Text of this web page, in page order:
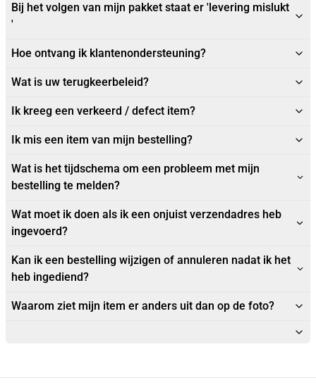
Bij het volgen van mijn pakket staat er 'levering mislukt
'
Hoe ontvang ik klantenondersteuning?
Wat is uw terugkeerbeleid?
Ik kreeg een verkeerd / defect item?
Ik mis een item van mijn bestelling?
Wat is het tijdschema om een probleem met mijn
bestelling te melden?
Wat moet ik doen als ik een onjuist verzendadres heb
ingevoerd?
Kan ik een bestelling wijzigen of annuleren nadat ik het
heb ingediend?
Waarom ziet mijn item er anders uit dan op de foto?